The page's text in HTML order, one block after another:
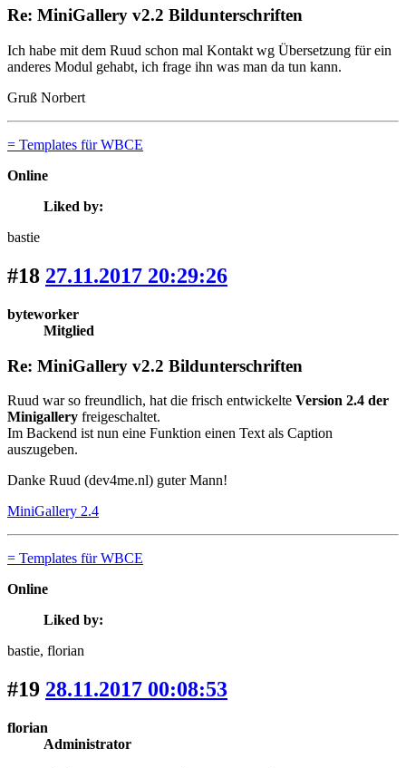
Re: MiniGallery v2.2 Bildunterschriften
Ich habe mit dem Ruud schon mal Kontakt wg Übersetzung für ein
anderes Modul gehabt, ich frage ihn was man da tun kann.
Gruß Norbert
= Templates für WBCE
Online
Liked by:
bastie
#18 27.11.2017 20:29:26
byteworker
Mitglied
Re: MiniGallery v2.2 Bildunterschriften
Ruud war so freundlich, hat die frisch entwickelte Version 2.4 der
Minigallery freigeschaltet.
Im Backend ist nun eine Funktion einen Text als Caption
auszugeben.
Danke Ruud (dev4me.nl) guter Mann!
MiniGallery 2.4
= Templates für WBCE
Online
Liked by:
bastie, florian
#19 28.11.2017 00:08:53
florian
Administrator